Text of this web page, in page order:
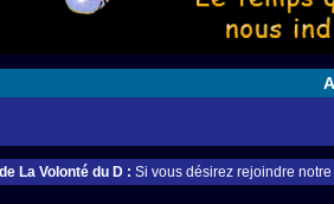
La Volonté du D : Si vous désirez rejoindre